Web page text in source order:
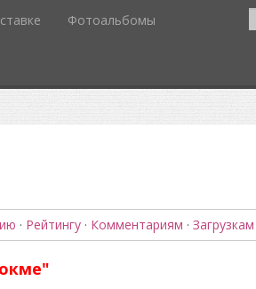
Фотоальбомы
· Рейтингу· Комментариям · Загрузкам